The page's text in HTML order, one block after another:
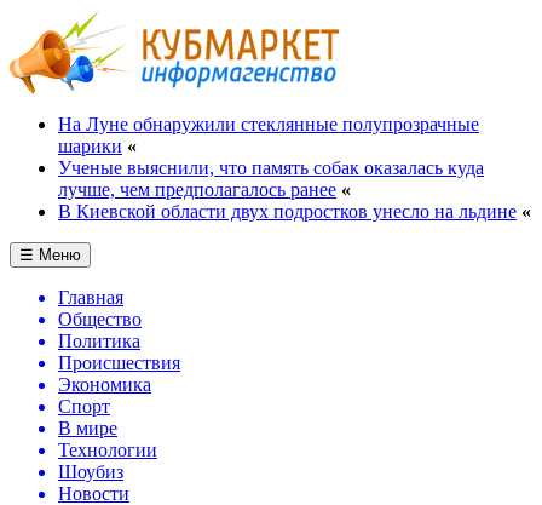
На Луне обнаружили стеклянные полупрозрачные
шарики «
Ученые выяснили, что память собак оказалась куда
лучше, чем предполагалось ранее «
В Киевской области двух подростков унесло на льдине «
☰ Меню
Главная
Общество
Политика
Происшествия
Экономика
Спорт
В мире
Технологии
Шоубиз
Новости